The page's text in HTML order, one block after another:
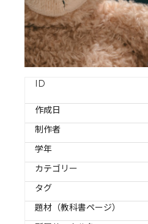
ID
作成日
制作者
学年
カテゴリー
タグ
題材（教科書ページ）